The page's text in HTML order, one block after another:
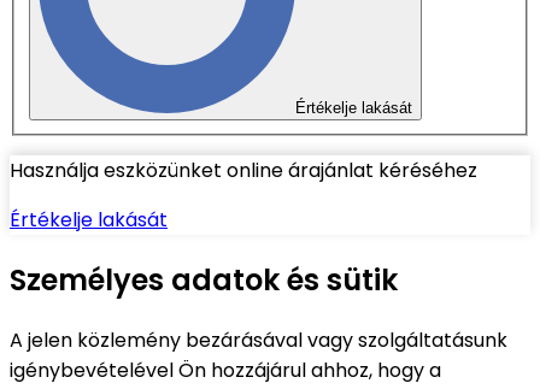
Értékelje lakását
Használja eszközünket online árajánlat kéréséhez
Értékelje lakását
Személyes adatok és sütik
A jelen közlemény bezárásával vagy szolgáltatásunk
igénybevételével Ön hozzájárul ahhoz, hogy a